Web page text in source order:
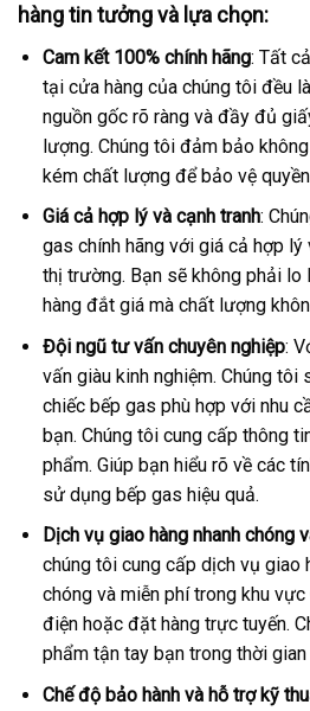
hàng tin tưởng và lựa chọn:
Cam kết 100% chính hãng: Tất
tại cửa hàng của chúng tôi đều
nguồn gốc rõ ràng và đầy đủ
lượng. Chúng tôi đảm bảo
kém chất lượng để bảo vệ
Giá cả hợp lý và cạnh tranh:
gas chính hãng với giá cả hợp lý
thị trường. Bạn sẽ không phải lo
hàng đắt giá mà chất lượng
Đội ngũ tư vấn chuyên nghiệp:
vấn giàu kinh nghiệm. Chúng tôi
chiếc bếp gas phù hợp với nhu
bạn. Chúng tôi cung cấp thông
phẩm. Giúp bạn hiểu rõ về các
sử dụng bếp gas hiệu quả.
Dịch vụ giao hàng nhanh chóng
chúng tôi cung cấp dịch vụ giao
chóng và miễn phí trong khu
điện hoặc đặt hàng trực tuyến.
phẩm tận tay bạn trong thời gian
Chế độ bảo hành và hỗ trợ kỹ